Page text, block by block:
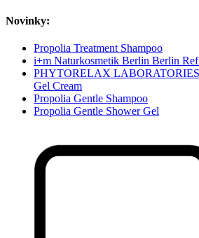
Novinky:
Propolia Treatment Shampoo
i+m Naturkosmetik Berlin Berlin
PHYTORELAX LABORATORIES
Gel Cream
Propolia Gentle Shampoo
Propolia Gentle Shower Gel